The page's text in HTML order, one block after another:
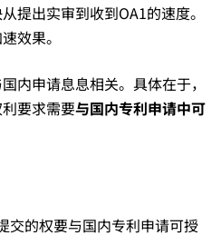
提出实审到收到OA1的速度。
效果。
内申请息息相关。具体在于，
要求需要与国内专利申请中可
交的权要与国内专利申请可授